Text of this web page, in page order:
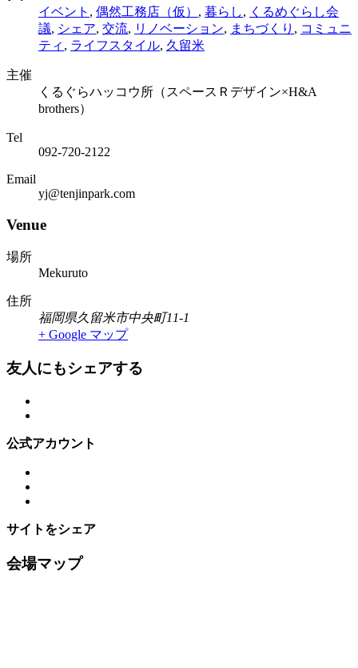
イベント , 偶然工務店（仮） , 暮らし, くるめぐらし会
議, シェア, 交流, リノベーション, まちづくり , コミュニ
ティ , ライフスタイル, 久留米
主催
くるぐらハッコウ所（スペースＲデザイン×H&A
brothers）
Tel
092-720-2122
Email
yj@tenjinpark.com
Venue
場所
Mekuruto
住所
福岡県久留米市中央町11-1
+ Google マップ
友人にもシェアする
公式アカウント
サイトをシェア
会場マップ